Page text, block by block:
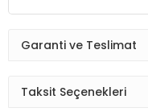
Garanti ve Teslimat
Taksit Seçenekleri